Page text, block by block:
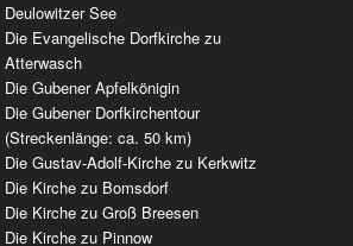
Deulowitzer See
Die Evangelische Dorfkirche zu
Atterwasch
Die Gubener Apfelkönigin
Die Gubener Dorfkirchentour
(Streckenlänge: ca. 50 km)
Die Gustav-Adolf-Kirche zu Kerkwitz
Die Kirche zu Bomsdorf
Die Kirche zu Groß Breesen
Die Kirche zu Pinnow